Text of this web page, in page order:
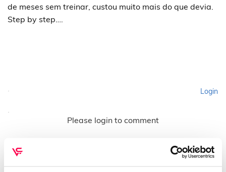
de meses sem treinar, custou muito mais do que devia.
Step by step….
Login
Please login to comment